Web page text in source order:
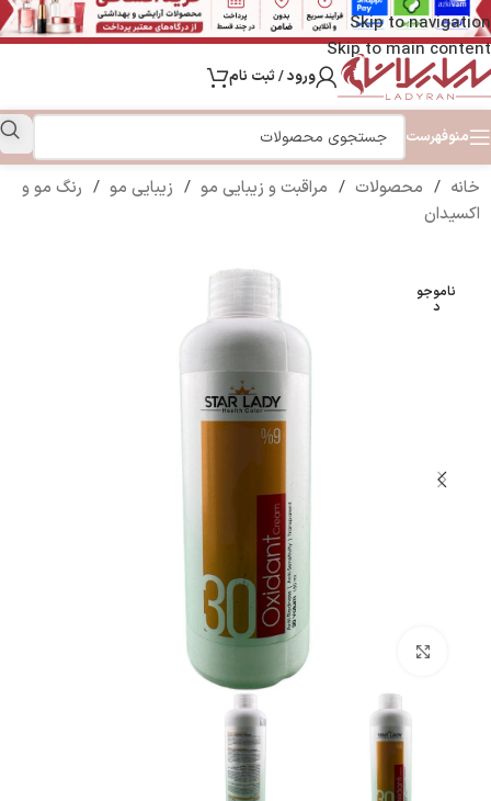
Skip to navigation
Skip to main content
ورود / ثبت نام
منوفهرست
خانه / محصولات / مراقبت و زیبایی مو / زیبایی مو / رنگ مو و
اکسیدان
ناموجو
د
بزرگنمایی تصویر